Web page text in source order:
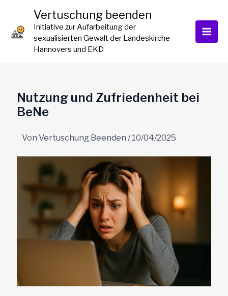
springen
Vertuschung beenden
Initiative zur Aufarbeitung der
sexualisierten Gewalt der Landeskirche
Hannovers und EKD
Nutzung und Zufriedenheit bei
BeNe
Von Vertuschung Beenden /10/04/2025